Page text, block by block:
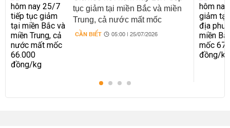
tục giảm tại miền Bắc và miền
Trung, cả nước mất mốc
66.000 đồng/kg
CẦN BIẾT 05:00 | 25/07/2026